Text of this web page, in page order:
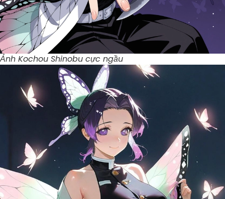
Ảnh Kochou Shinobu cực ngầu